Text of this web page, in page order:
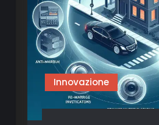
“sul
!
Innovazione